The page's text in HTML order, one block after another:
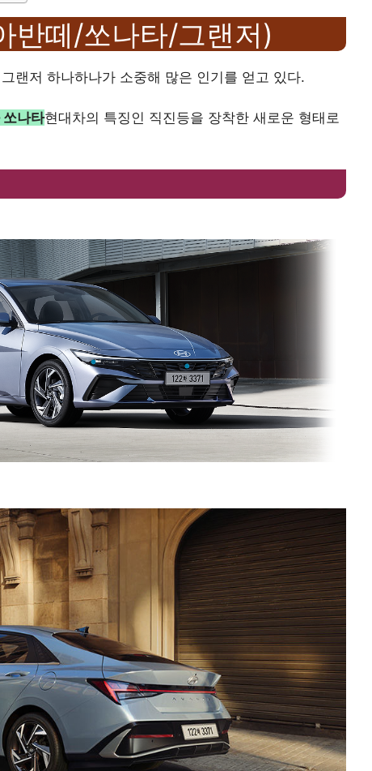
반떼/쏘나타/그랜저)
랜저 하나하나가 소중해 많은 인기를 얻고 있다.
나타현대차의 특징인 직진등을 장착한 새로운 형태로